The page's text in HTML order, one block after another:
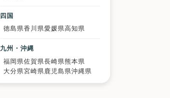
四国
徳島県香川県愛媛県高知県
九州・沖縄
福岡県佐賀県長崎県 熊本県
大分県宮崎県 鹿児島県沖縄県